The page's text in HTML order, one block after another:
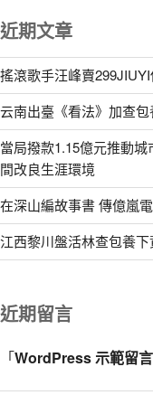
近期文章
搖滾歌手汪峰賣
云南出臺《看法》加查
當局撥款1.15億元推動
間改良生涯環境
在深山編故事書 傳億嵐
江西黎川盤活林查包養
近期留言
「WordPress 示範留